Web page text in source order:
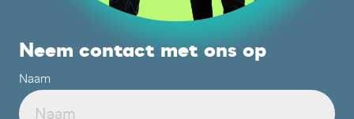
Neem contact met ons op
Naam